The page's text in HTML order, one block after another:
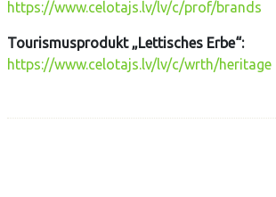
https://www.celotajs.lv/lv/c/prof/brands
Tourismusprodukt „Lettisches Erbe“:
https://www.celotajs.lv/lv/c/wrth/heritage